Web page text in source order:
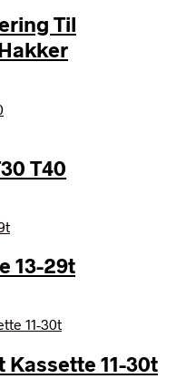
Til
T40
13-29t
Kassette 11-30t